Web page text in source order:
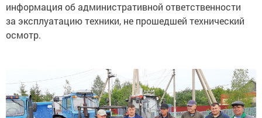
информация об административной ответственности
за эксплуатацию техники, не прошедшей технический
осмотр.